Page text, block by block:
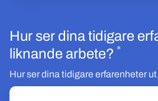
Hur ser dina tidigare
liknande arbete? *
Hur ser dina tidigare erfarenheter